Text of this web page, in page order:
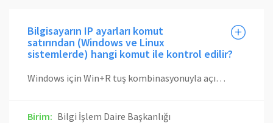
Bilgisayarın IP ayarları komut
satırından (Windows ve Linux
sistemlerde) hangi komut ile kontrol edilir?
Windows için Win+R tuş kombinasyonuyla açılan Çalıştır kutucuğuna cmd yazılarak erişilebilecek komut ekranında "ipconfig" yazarak aktif olan bağlantıların ayarları görüntülenebilir. Bu komuta "-all" parametresi eklenerek bütün internet donanımlarının (aktif veya pasif) durumları kontrol edilebilir. Linux işletim sisteminde IP yapılandırmasını kontrol etmek için konsol ekranında "ifconfig" komutu yürütülür.
Birim: Bilgi İşlem Daire Başkanlığı